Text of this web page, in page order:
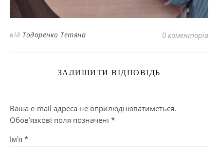
від Тодоренко Тетяна 0 коментарів
ЗАЛИШИТИ ВІДПОВІДЬ
Ваша e-mail адреса не оприлюднюватиметься.
Обов’язкові поля позначені *
Ім'я *